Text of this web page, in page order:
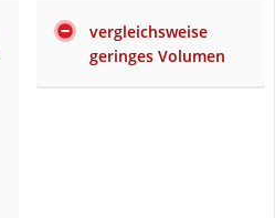
vergleichsweise
geringes Volumen